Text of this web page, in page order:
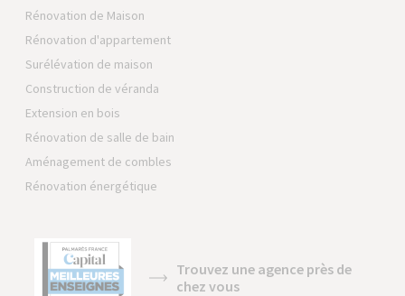
Rénovation de Maison
Rénovation d'appartement
Surélévation de maison
Construction de véranda
Extension en bois
Rénovation de salle de bain
Aménagement de combles
Rénovation énergétique
Trouvez une agence près de
chez vous